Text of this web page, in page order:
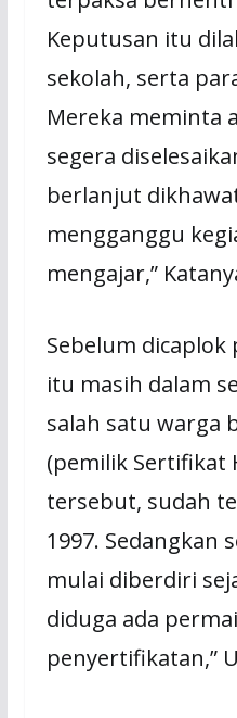
Keputusan itu
sekolah, serta
Mereka meminta
segera
berlanjut
mengganggu
mengajar,”
Sebelum dicaplok
itu masih dalam
salah satu warga
(pemilik Sertifikat
tersebut, sudah
1997. Sedangkan
mulai diberdiri
diduga ada
penyertifikatan,”